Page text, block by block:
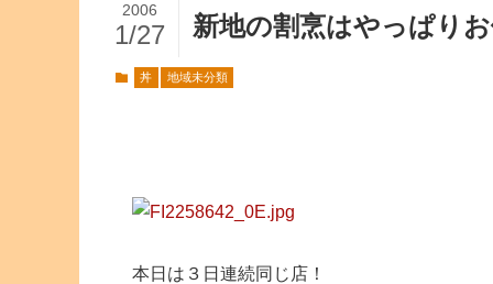
新地の割烹はやっぱり
2006
1/27
丼 地域未分類
本日は３日連続同じ店！